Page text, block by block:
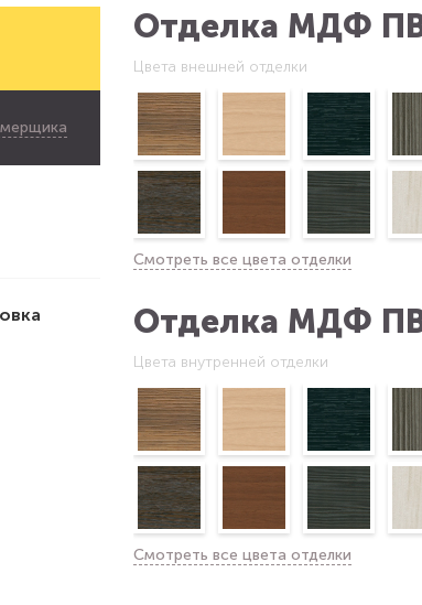
Отделка МДФ
Цвета внешней отделки
Смотреть все цвета отделки
Отделка МДФ
Цвета внутренней отделки
Смотреть все цвета отделки